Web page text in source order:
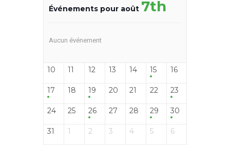
Événements pour août 7th
Aucun événement
10 11 12 13 14 15 16
17 18 19 20 21 22 23
24 25 26 27 28 29 30
31 1 2 3 4 5 6